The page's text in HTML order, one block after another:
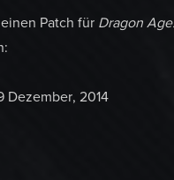
Patch für Dragon
Dezember, 2014